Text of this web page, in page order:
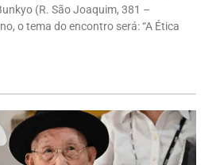
(R. São Joaquim, 381 –
o tema do encontro será: “A Ética